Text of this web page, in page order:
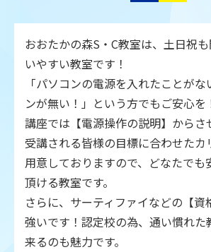
おおたかの森S・C教室は、土日祝
いやすい教室です！
「パソコンの電源を入れたことが
ンが無い！」という方でもご安心を
講座では【電源操作の説明】からさ
受講される皆様の目標に合わせたカ
用意しておりますので、どなたでも
頂ける教室です。
さらに、サーティファイなどの【資
強いです！認定校の為、通い慣れた
来るのも魅力です。